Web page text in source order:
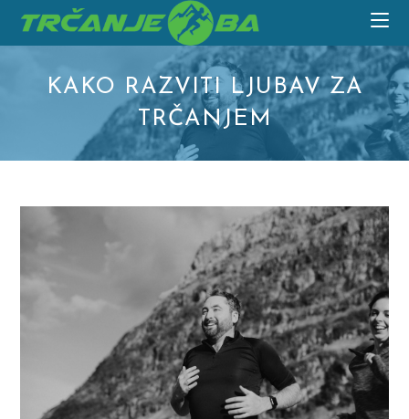
KAKO RAZVITI LJUBAV ZA
TRČANJEM